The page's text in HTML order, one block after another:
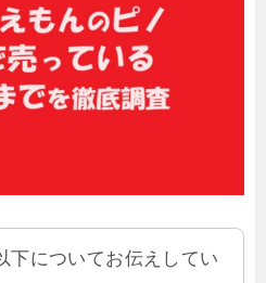
下についてお伝えしてい